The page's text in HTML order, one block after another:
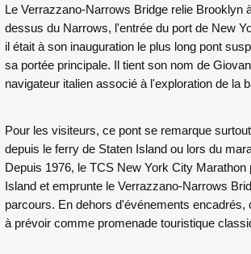
Le Verrazzano-Narrows Bridge relie Brooklyn
dessus du Narrows, l'entrée du port de New
il était à son inauguration le plus long pont
sa portée principale. Il tient son nom de
navigateur italien associé à l'exploration de la
Pour les visiteurs, ce pont se remarque
depuis le ferry de Staten Island ou lors du
Depuis 1976, le TCS New York City Marathon
Island et emprunte le Verrazzano-Narrows
parcours. En dehors d'événements encadrés,
à prévoir comme promenade touristique